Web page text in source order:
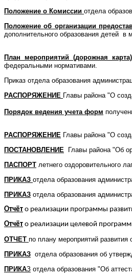
Положение о Комиссии отдела
Положение об организации
дополнительного образования детей в
План мероприятий (дорожная
федеральными нормативами.
Приказ отдела образования
РАСПОРЯЖЕНИЕ Главы района "О
Порядок ведения учета форм
РАСПОРЯЖЕНИЕ Главы района "О
ПОСТАНОВЛЕНИЕ Главы района "Об
ПАСПОРТ летнего
ПРИКАЗ отдела образования
ПРИКАЗ отдела образования
Отчёт о реализации программы
Отчёт о реализации целевой
ОТЧЕТ по плану мероприятий
ПРИКАЗ отдела образования об
ПРИКАЗ отдела образования "Об